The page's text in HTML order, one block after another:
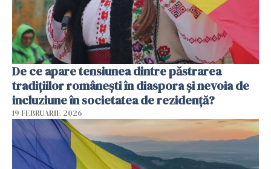
De ce apare tensiunea dintre păstrarea
tradițiilor românești în diaspora și nevoia de
incluziune în societatea de rezidență?
19 FEBRUARIE 2026